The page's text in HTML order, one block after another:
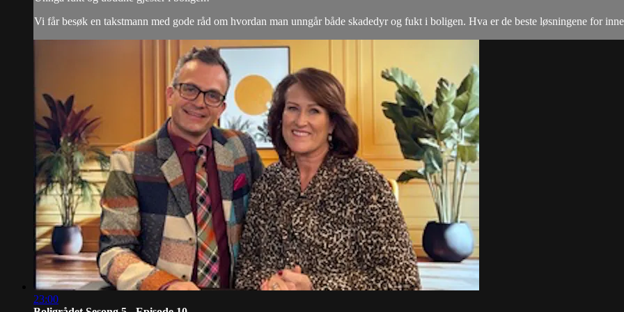
Vi får besøk en takstmann med gode råd om hvordan man unngår både skadedyr og fukt i boligen. Hva er de beste løsningene for
23:00